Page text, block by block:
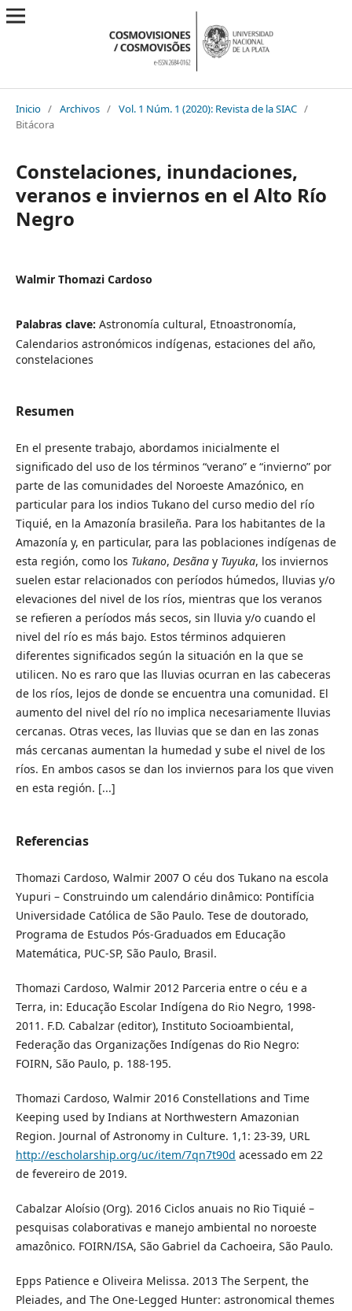
Inicio / Archivos / Vol. 1 Núm. 1 (2020): Revista de la SIAC /
Bitácora
Constelaciones, inundaciones,
veranos e inviernos en el Alto Río
Negro
Walmir Thomazi Cardoso
Palabras clave: Astronomía cultural, Etnoastronomía,
Calendarios astronómicos indígenas, estaciones del año,
constelaciones
Resumen
En el presente trabajo, abordamos inicialmente el
significado del uso de los términos “verano” e “invierno” por
parte de las comunidades del Noroeste Amazónico, en
particular para los indios Tukano del curso medio del río
Tiquié, en la Amazonía brasileña. Para los habitantes de la
Amazonía y, en particular, para las poblaciones indígenas de
esta región, como los Tukano, Desãnay Tuyuka, los inviernos
suelen estar relacionados con períodos húmedos, lluvias y/o
elevaciones del nivel de los ríos, mientras que los veranos
se refieren a períodos más secos, sin lluvia y/o cuando el
nivel del río es más bajo. Estos términos adquieren
diferentes significados según la situación en la que se
utilicen. No es raro que las lluvias ocurran en las cabeceras
de los ríos, lejos de donde se encuentra una comunidad. El
aumento del nivel del río no implica necesariamente lluvias
cercanas. Otras veces, las lluvias que se dan en las zonas
más cercanas aumentan la humedad y sube el nivel de los
ríos. En ambos casos se dan los inviernos para los que viven
en esta región. [...]
Referencias
Thomazi Cardoso, Walmir 2007 O céu dos Tukano na escola
Yupuri – Construindo um calendário dinâmico: Pontifícia
Universidade Católica de São Paulo. Tese de doutorado,
Programa de Estudos Pós-Graduados em Educação
Matemática, PUC-SP, São Paulo, Brasil.
Thomazi Cardoso, Walmir 2012 Parceria entre o céu e a
Terra, in: Educação Escolar Indígena do Rio Negro, 1998-
2011. F.D. Cabalzar (editor), Instituto Socioambiental,
Federação das Organizações Indígenas do Rio Negro:
FOIRN, São Paulo, p. 188-195.
Thomazi Cardoso, Walmir 2016 Constellations and Time
Keeping used by Indians at Northwestern Amazonian
Region. Journal of Astronomy in Culture. 1,1: 23-39, URL
http://escholarship.org/uc/item/7qn7t90d acessado em 22
de fevereiro de 2019.
Cabalzar Aloísio (Org). 2016 Ciclos anuais no Rio Tiquié –
pesquisas colaborativas e manejo ambiental no noroeste
amazônico. FOIRN/ISA, São Gabriel da Cachoeira, São Paulo.
Epps Patience e Oliveira Melissa. 2013 The Serpent, the
Pleiades, and The One-Legged Hunter: astronomical themes